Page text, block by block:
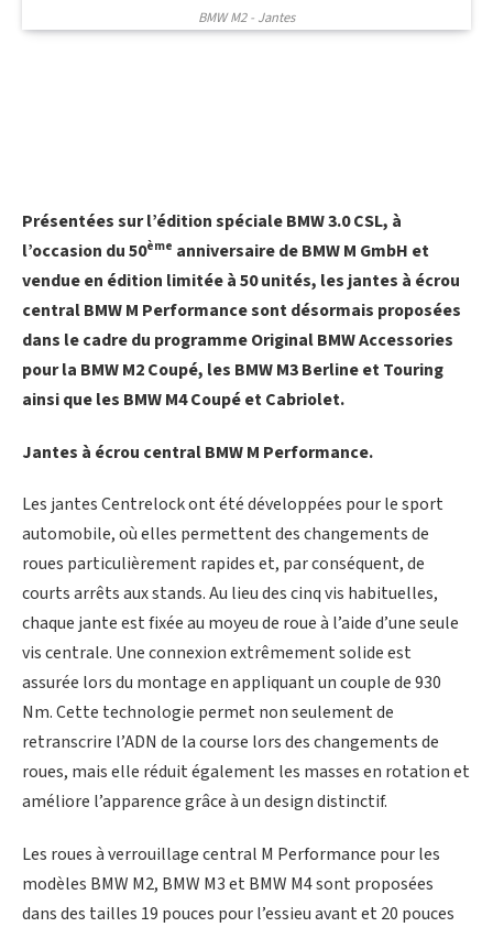
BMW M2 - Jantes
Présentées sur l’édition spéciale BMW 3.0 CSL, à
l’occasion du 50ème anniversaire de BMW M GmbH et
vendue en édition limitée à 50 unités, les jantes à écrou
central BMW M Performance sont désormais proposées
dans le cadre du programme Original BMW Accessories
pour la BMW M2 Coupé, les BMW M3 Berline et Touring
ainsi que les BMW M4 Coupé et Cabriolet.
Jantes à écrou central BMW M Performance.
Les jantes Centrelock ont été développées pour le sport
automobile, où elles permettent des changements de
roues particulièrement rapides et, par conséquent, de
courts arrêts aux stands. Au lieu des cinq vis habituelles,
chaque jante est fixée au moyeu de roue à l’aide d’une seule
vis centrale. Une connexion extrêmement solide est
assurée lors du montage en appliquant un couple de 930
Nm. Cette technologie permet non seulement de
retranscrire l’ADN de la course lors des changements de
roues, mais elle réduit également les masses en rotation et
améliore l’apparence grâce à un design distinctif.
Les roues à verrouillage central M Performance pour les
modèles BMW M2, BMW M3 et BMW M4 sont proposées
dans des tailles 19 pouces pour l’essieu avant et 20 pouces